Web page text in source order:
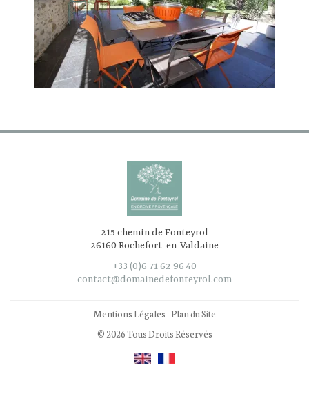
215 chemin de Fonteyrol
26160 Rochefort-en-Valdaine
+33 (0)6 71 62 96 40
contact@domainedefonteyrol.com
Mentions Légales-Plan du Site
© 2026 Tous Droits Réservés